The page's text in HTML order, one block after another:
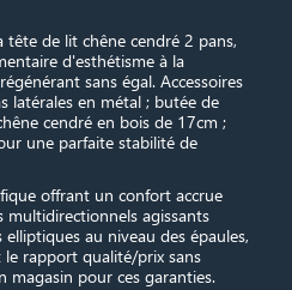
tête de lit chêne cendré 2 pans,
d'esthétisme à la
sans égal. Accessoires
latérales en métal ; butée de
cendré en bois de 17cm ;
une parfaite stabilité de
offrant un confort accrue
agissants
au niveau des épaules,
rapport qualité/prix sans
magasin pour ces garanties.